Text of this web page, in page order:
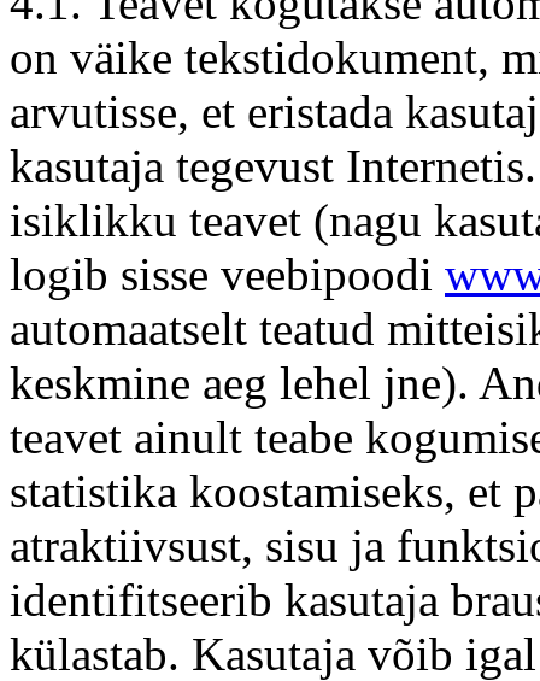
on väike tekstidokument,
arvutisse, et eristada
kasutaja tegevust
isiklikku teavet (nagu
logib sisse veebipoodi
automaatselt teatud
keskmine aeg lehel jne).
teavet ainult teabe
statistika koostamiseks, et
atraktiivsust, sisu ja
identifitseerib kasutaja
külastab. Kasutaja võib